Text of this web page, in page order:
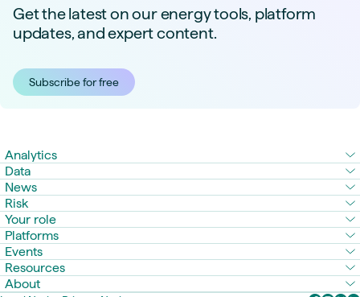
Get the latest on our energy tools, platform
updates, and expert content.
Subscribe for free
Analytics
Data
News
Risk
Your role
Platforms
Events
Resources
About